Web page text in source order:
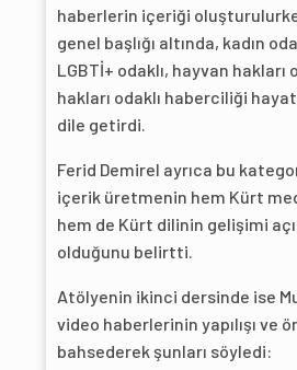
haberlerin içeriği
genel başlığı altında, kadın
LGBTİ+ odaklı, hayvan hakları
hakları odaklı haberciliği
dile getirdi.
Ferid Demirel ayrıca bu
içerik üretmenin hem Kürt
hem de Kürt dilinin gelişimi
olduğunu belirtti.
Atölyenin ikinci dersinde ise
video haberlerinin yapılışı ve
bahsederek şunları söyledi: